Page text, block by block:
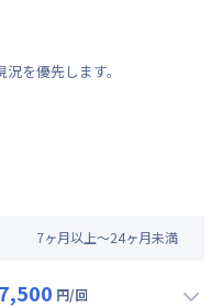
を優先します。
7ヶ月以上～24ヶ月未満
円/回